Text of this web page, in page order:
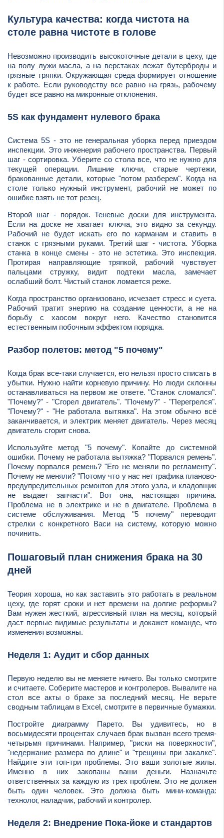
Культура качества: когда чистота на
столе равна чистоте в голове
Невозможно производить высокоточные детали в цеху, где
на полу лужи масла, а на верстаках лежат бутерброды и
грязные тряпки. Окружающая среда формирует отношение
к работе. Если руководству все равно на грязь, рабочему
будет все равно на микронные отклонения.
5S как фундамент нулевого брака
Система 5S - это не генеральная уборка перед приездом
инспекции. Это инженерия рабочего пространства. Первый
шаг - сортировка. Уберите со стола все, что не нужно для
текущей операции. Лишние ключи, старые чертежи,
бракованные детали, которые "потом разберем". Когда на
столе только нужный инструмент, рабочий не может по
ошибке взять не тот резец.
Второй шаг - порядок. Теневые доски для инструмента.
Если на доске не хватает ключа, это видно за секунду.
Рабочий не будет искать его по карманам и ставить в
станок с грязными руками. Третий шаг - чистота. Уборка
станка в конце смены - это не эстетика. Это инспекция.
Протирая направляющие тряпкой, рабочий чувствует
пальцами стружку, видит подтеки масла, замечает
ослабший болт. Чистый станок ломается реже.
Когда пространство организовано, исчезает стресс и суета.
Рабочий тратит энергию на создание ценности, а не на
борьбу с хаосом вокруг него. Качество становится
естественным побочным эффектом порядка.
Разбор полетов: метод "5 почему"
Когда брак все-таки случается, его нельзя просто списать в
убытки. Нужно найти корневую причину. Но люди склонны
останавливаться на первом же ответе. "Станок сломался".
"Почему?" - "Сгорел двигатель". "Почему?" - "Перегрелся".
"Почему?" - "Не работала вытяжка". На этом обычно всё
заканчивается, и электрик меняет двигатель. Через месяц
двигатель сгорит снова.
Используйте метод "5 почему". Копайте до системной
ошибки. Почему не работала вытяжка? "Порвался ремень".
Почему порвался ремень? "Его не меняли по регламенту".
Почему не меняли? "Потому что у нас нет графика планово-
предупредительных ремонтов для этого узла, и кладовщик
не выдает запчасти". Вот она, настоящая причина.
Проблема не в электрике и не в двигателе. Проблема в
системе обслуживания. Метод "5 почему" переводит
стрелки с конкретного Васи на систему, которую можно
починить.
Пошаговый план снижения брака на 30
дней
Теория хороша, но как заставить это работать в реальном
цеху, где горят сроки и нет времени на долгие реформы?
Вам нужен жесткий, агрессивный план на месяц, который
даст первые видимые результаты и докажет команде, что
изменения возможны.
Неделя 1: Аудит и сбор данных
Первую неделю вы не меняете ничего. Вы только смотрите
и считаете. Соберите мастеров и контролеров. Вывалите на
стол все акты о браке за последний месяц. Не верьте
сводным таблицам в Excel, смотрите в первичные бумажки.
Постройте диаграмму Парето. Вы удивитесь, но в
восьмидесяти процентах случаев брак вызван всего тремя-
четырьмя причинами. Например, "риски на поверхности",
"недержание размера по длине" и "трещины при закалке".
Найдите эти топ-три проблемы. Это ваши золотые жилы.
Именно в них закопаны ваши деньги. Назначьте
ответственных за каждую из трех проблем. Это не должен
быть один человек. Это должна быть мини-команда:
технолог, наладчик, рабочий и контролер.
Неделя 2: Внедрение Пока-йоке и стандартов